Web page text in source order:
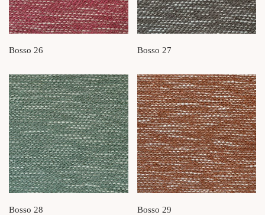
Bosso 26 Bosso 27
Bosso 28 Bosso 29